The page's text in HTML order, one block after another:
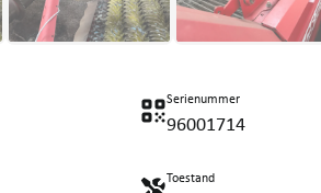
Serienummer
96001714
Toestand